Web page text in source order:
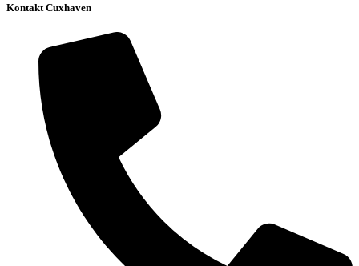
Kontakt Cuxhaven